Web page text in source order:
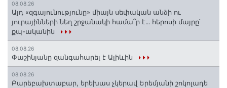
08.08.26
Այդ «զգայունությունը» միայն սեփական անձի ու
յուրայինների նեղ շրջանակի համա՞ր է․․․ հերոսի մայրը՝
քպ-ականին
08.08.26
Փաշինյանը զանգահարել է Ալիևին
08.08.26
Բարեբախտաբար, երեխաս չկերավ Երեմյանի շոկոլադե